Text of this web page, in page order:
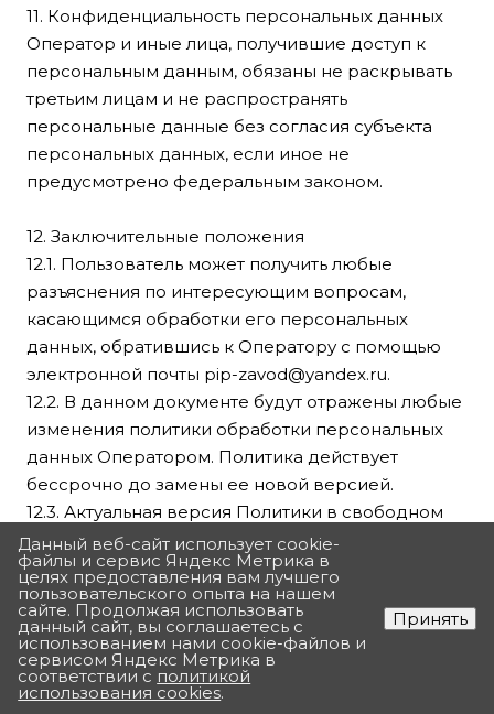
11. Конфиденциальность персональных данных
Оператор и иные лица, получившие доступ к
персональным данным, обязаны не раскрывать
третьим лицам и не распространять
персональные данные без согласия субъекта
персональных данных, если иное не
предусмотрено федеральным законом.
12. Заключительные положения
12.1. Пользователь может получить любые
разъяснения по интересующим вопросам,
касающимся обработки его персональных
данных, обратившись к Оператору с помощью
электронной почты pip-zavod@yandex.ru.
12.2. В данном документе будут отражены любые
изменения политики обработки персональных
данных Оператором. Политика действует
бессрочно до замены ее новой версией.
12.3. Актуальная версия Политики в свободном
доступе расположена в сети Интернет по
адресу https://filter-
press.ru/include/licenses_detail.php.
Согласие на обработку
Данный веб-сайт использует cookie-
файлы и сервис Яндекс Метрика в
целях предоставления вам лучшего
пользовательского опыта на нашем
сайте. Продолжая использовать
данный сайт, вы соглашаетесь с
использованием нами cookie-файлов и
сервисом Яндекс Метрика в
соответствии с политикой
использования cookies.
Принять